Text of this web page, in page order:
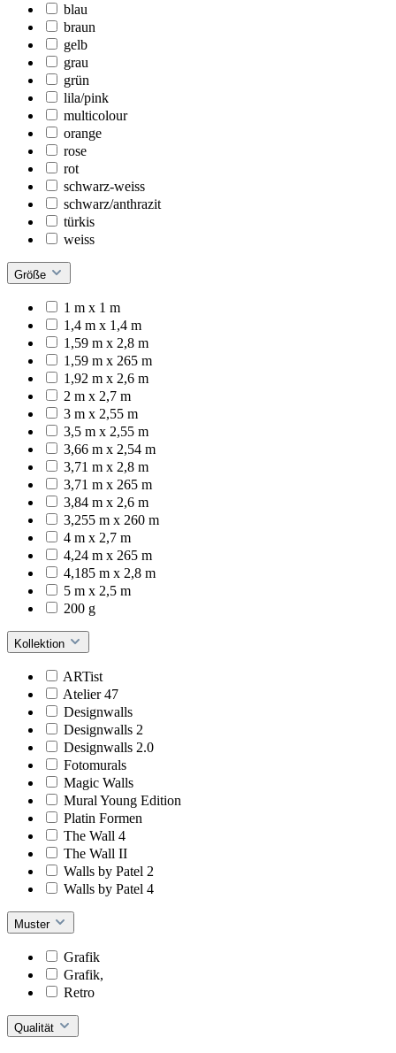
blau
braun
gelb
grau
grün
lila/pink
multicolour
orange
rose
rot
schwarz-weiss
schwarz/anthrazit
türkis
weiss
Größe
1 m x 1 m
1,4 m x 1,4 m
1,59 m x 2,8 m
1,59 m x 265 m
1,92 m x 2,6 m
2 m x 2,7 m
3 m x 2,55 m
3,5 m x 2,55 m
3,66 m x 2,54 m
3,71 m x 2,8 m
3,71 m x 265 m
3,84 m x 2,6 m
3,255 m x 260 m
4 m x 2,7 m
4,24 m x 265 m
4,185 m x 2,8 m
5 m x 2,5 m
200 g
Kollektion
ARTist
Atelier 47
Designwalls
Designwalls 2
Designwalls 2.0
Fotomurals
Magic Walls
Mural Young Edition
Platin Formen
The Wall 4
The Wall II
Walls by Patel 2
Walls by Patel 4
Muster
Grafik
Grafik,
Retro
Qualität